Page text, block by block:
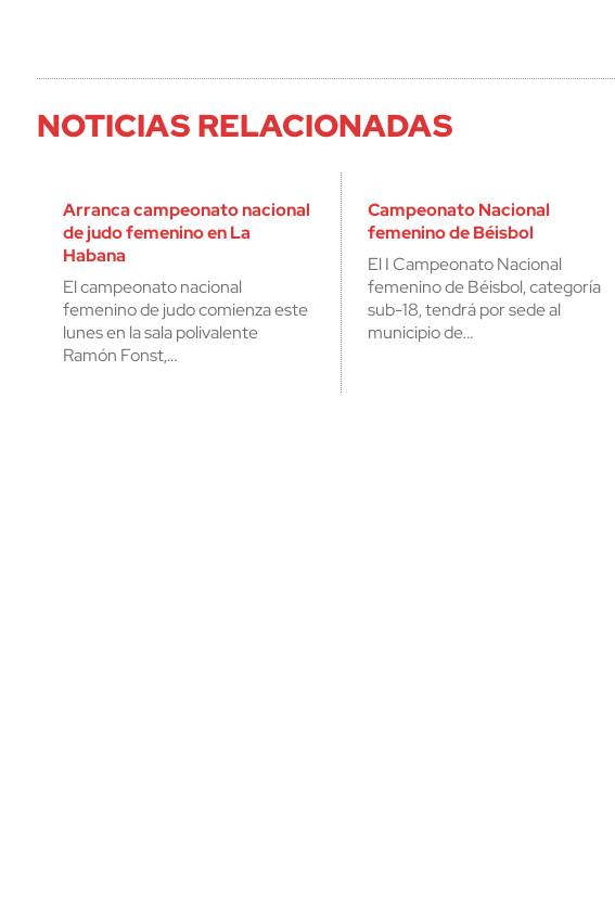
NOTICIAS RELACIONADAS
Arranca campeonato nacional
de judo femenino en La
Habana
El campeonato nacional
femenino de judo comienza este
lunes en la sala polivalente
Ramón Fonst,…
Campeonato Nacional
femenino de Béisbol
El I Campeonato Nacional
femenino de Béisbol, categoría
sub-18, tendrá por sede al
municipio de…